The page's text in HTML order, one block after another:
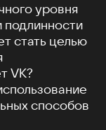
уровня
подлинности
стать целью
VK?
способов